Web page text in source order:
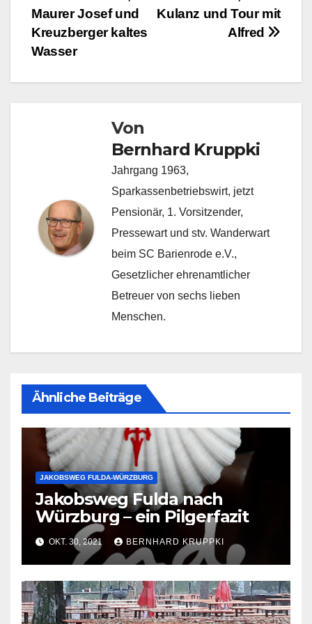
Kulanz und Tour mit
Alfred
Maurer Josef und
Kreuzberger kaltes
Wasser
Von
Bernhard Kruppki
Jahrgang 1963,
Sparkassenbetriebswirt, jetzt
Pensionär, 1. Vorsitzender,
Pressewart und stv. Wanderwart
beim SC Barienrode e.V.,
Gesetzlicher ehrenamtlicher
Betreuer von sechs lieben
Menschen.
Ähnliche Beiträge
JAKOBSWEG FULDA-WÜRZBURG
Jakobsweg Fulda nach
Würzburg – ein Pilgerfazit
OKT. 30, 2021 BERNHARD KRUPPKI